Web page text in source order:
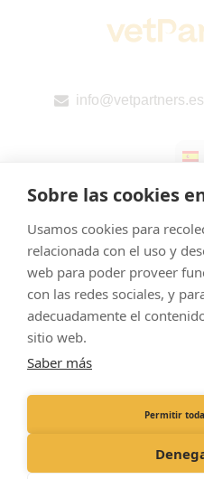
Sobre las cookies
Usamos cookies para
relacionada con el uso y
web para poder proveer
con las redes sociales, y
adecuadamente el
sitio web.
Saber más
Permitir
info@vetpartners.es
Informes públicos